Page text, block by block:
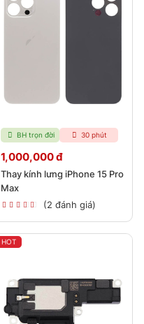
BH trọn đời 30 phút
1,000,000 đ
Thay kính lưng iPhone 15 Pro
Max
(2 đánh giá)
HOT